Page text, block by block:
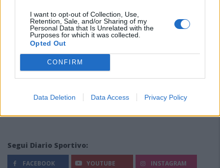
I want to opt-out of Collection, Use,
Retention, Sale, and/or Sharing of my
Personal Data that Is Unrelated with the
Purposes for which it was collected.
Opted Out
CONFIRM
Data Deletion Data Access Privacy Policy
Segui Diario Sportivo:
FACEBOOK YOUTUBE INSTAGRAM